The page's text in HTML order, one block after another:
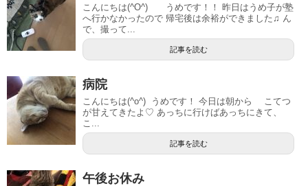
こんにちは(^O^) うめです！！ 昨日はうめ子が塾
へ行かなかったので 帰宅後は余裕ができました♫ ん
で、撮って...
記事を読む
病院
こんにちは(^o^) うめです！ 今日は朝から こてつ
が甘えてきたよ♡ あっちに行けばあっちにきて、
こ...
記事を読む
午後お休み